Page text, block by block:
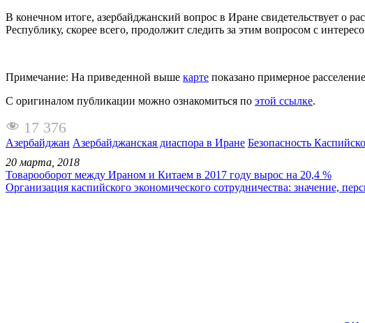
В конечном итоге, азербайджанский вопрос в Иране свидетельствует о
Республику, скорее всего, продолжит следить за этим вопросом с
Примечание: На приведенной выше карте показано примерное
С оригиналом публикации можно ознакомиться по этой ссылке.
17 376
Азербайджан Азербайджанская диаспора в Иране Безопасность
20 марта, 2018
Товарооборот между Ираном и Китаем в 2017 году вырос на 20,4 %
Организация каспийского экономического сотрудничества: значение,